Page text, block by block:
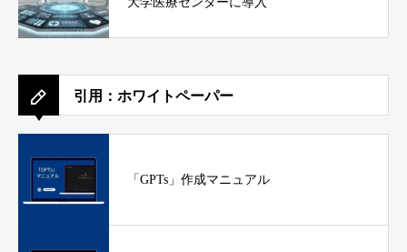
引用：ホワイトペーパー
「GPTs」作成マニュアル